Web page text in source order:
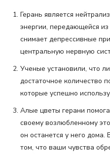
Герань является
энергии, передающейся
снимает депрессивные
центральную нервную
Ученые установили, что
достаточное количество
которые успешно
Алые цветы герани
своему возлюбленному
он останется у него дома.
том, что ваши чувства